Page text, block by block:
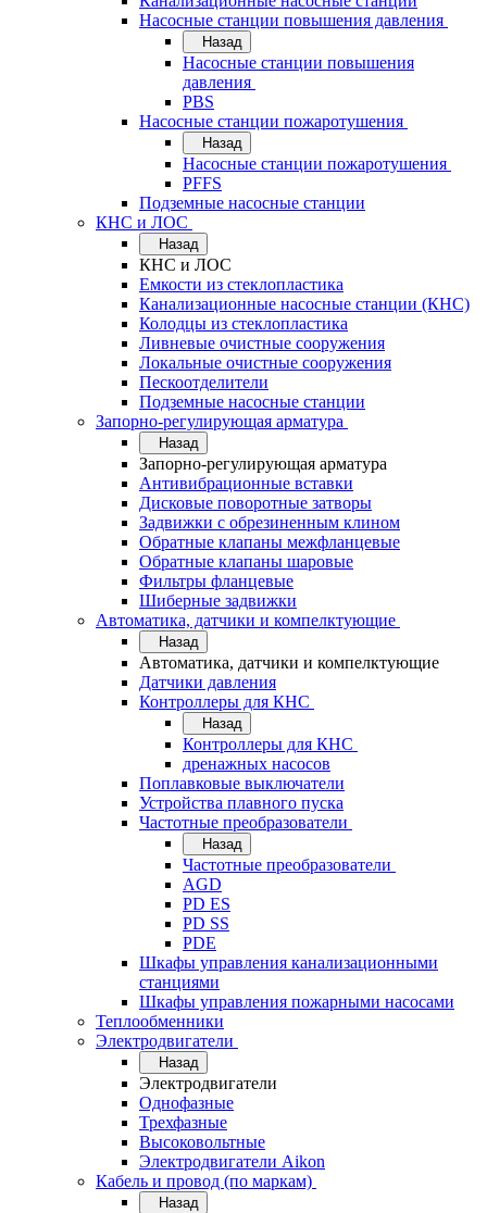
Насосные станции повышения давления
Назад
Насосные станции повышения
давления
PBS
Насосные станции пожаротушения
Назад
Насосные станции пожаротушения
PFFS
Подземные насосные станции
КНС и ЛОС
Назад
КНС и ЛОС
Емкости из стеклопластика
Канализационные насосные станции (КНС)
Колодцы из стеклопластика
Ливневые очистные сооружения
Локальные очистные сооружения
Пескоотделители
Подземные насосные станции
Запорно-регулирующая арматура
Назад
Запорно-регулирующая арматура
Антивибрационные вставки
Дисковые поворотные затворы
Задвижки с обрезиненным клином
Обратные клапаны межфланцевые
Обратные клапаны шаровые
Фильтры фланцевые
Шиберные задвижки
Автоматика, датчики и компелктующие
Назад
Автоматика, датчики и компелктующие
Датчики давления
Контроллеры для КНС
Назад
Контроллеры для КНС
дренажных насосов
Поплавковые выключатели
Устройства плавного пуска
Частотные преобразователи
Назад
Частотные преобразователи
AGD
PD ES
PD SS
PDE
Шкафы управления канализационными
станциями
Шкафы управления пожарными насосами
Теплообменники
Электродвигатели
Назад
Электродвигатели
Однофазные
Трехфазные
Высоковольтные
Электродвигатели Aikon
Кабель и провод (по маркам)
Назад